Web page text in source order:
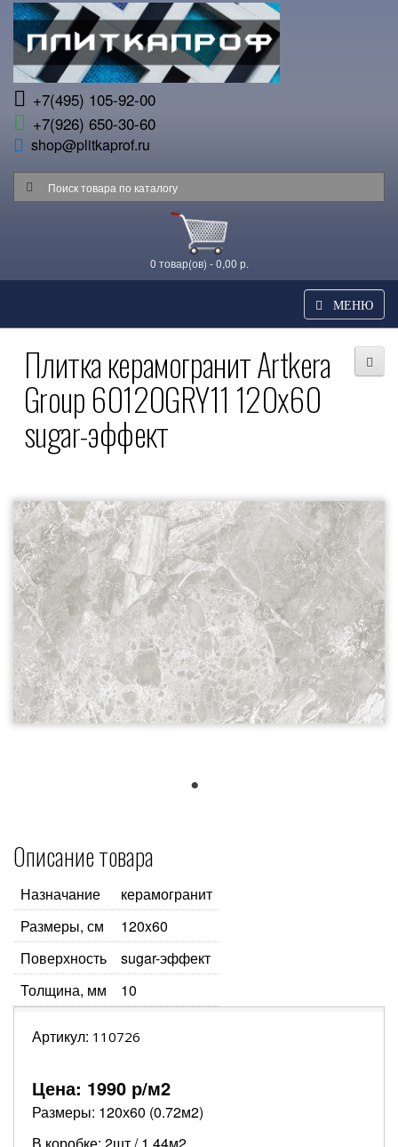
+7(495) 105-92-00
+7(926) 650-30-60
shop@plitkaprof.ru
0 товар(ов) - 0,00 р.
МЕНЮ
Плитка керамогранит Artkera
Group 60120GRY11 120x60
sugar-эффект
Описание товара
Назначание
керамогранит
Размеры, см
120x60
Поверхность
sugar-эффект
Толщина, мм
10
Артикул: 110726
Цена: 1990 р/м2
Размеры: 120х60 (0.72м2)